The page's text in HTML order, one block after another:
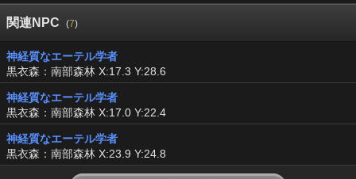
関連NPC (7)
神経質なエーテル学者
黒衣森：南部森林 X:17.3 Y:28.6
神経質なエーテル学者
黒衣森：南部森林 X:17.0 Y:22.4
神経質なエーテル学者
黒衣森：南部森林 X:23.9 Y:24.8